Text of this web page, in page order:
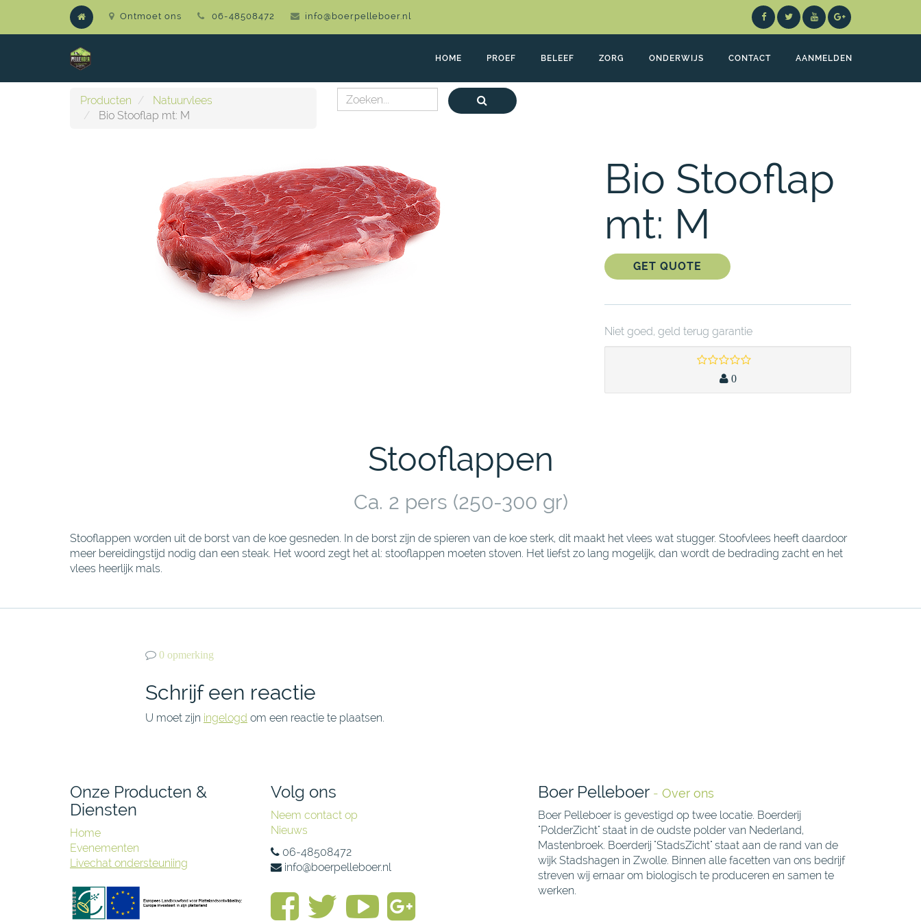
Ontmoet ons 06-48508472 info@boerpelleboer.nl
HOME PROEF BELEEF ZORG ONDERWIJS CONTACT AANMELDEN
Producten
Natuurvlees
Bio Stooflap mt: M
Bio Stooflap
mt: M
GET QUOTE
Niet goed, geld terug garantie
0
Stooflappen
Ca. 2 pers (250-300 gr)
Stooflappen worden uit de borst van de koe gesneden. In de borst zijn de spieren van de koe sterk, dit maakt het vlees wat stugger. Stoofvlees heeft daardoor
meer bereidingstijd nodig dan een steak. Het woord zegt het al: stooflappen moeten stoven. Het liefst zo lang mogelijk, dan wordt de bedrading zacht en het
vlees heerlijk mals.
0 opmerking
Schrijf een reactie
U moet zijn ingelogd om een reactie te plaatsen.
Onze Producten &
Diensten
Home
Evenementen
Livechat ondersteuniing
Volg ons
Neem contact op
Nieuws
06-48508472
info@boerpelleboer.nl
Boer Pelleboer - Over ons
Boer Pelleboer is gevestigd op twee locatie. Boerderij
"PolderZicht" staat in de oudste polder van Nederland,
Mastenbroek. Boerderij "StadsZicht" staat aan de rand van de
wijk Stadshagen in Zwolle. Binnen alle facetten van ons bedrijf
streven wij ernaar om biologisch te produceren en samen te
werken.